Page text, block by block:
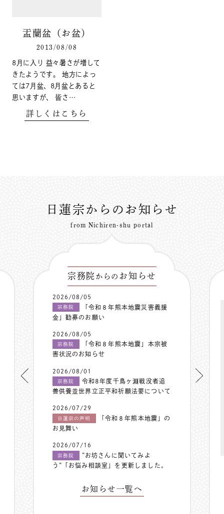
盂蘭盆（お盆）
2013/08/08
8月に入り 益々暑さが増して
きたようです。 地方によっ
ては7月盆、8月盆とあると
思いますが、 皆さ…
詳しくはこちら
日蓮宗からのお知らせ
from Nichiren-shu portal
宗務院 からの お知らせ
2026/08/05
宗務院
「令和８年熊本地震災害義援
金」勧募のお願い
2026/08/05
宗務院
「令和８年熊本地震」本宗被
害状況のお知らせ
2026/08/01
宗務院
令和8年度千鳥ヶ淵戦没者追
善供養並世界立正平和祈願法要について
2026/07/29
日蓮宗の声明
「令和８年熊本地震」の
お見舞い
2026/07/16
宗務院
”お坊さんに聞いてみよ
う”「お悩み相談室」を更新しました。
お知らせ一覧へ